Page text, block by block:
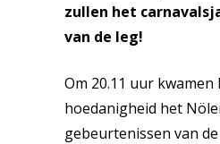
zullen het
van de leg!
Om 20.11 uur
hoedanigheid het
gebeurtenissen van